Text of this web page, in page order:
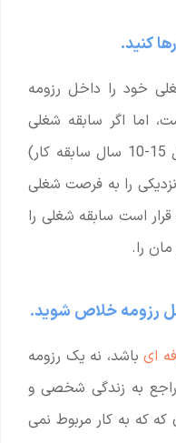
خود را داخل رزومه
است، اما اگر سابقه شغلی
بسیار زیادی دارید (به عنوان مثال 15-10 سال سابقه کار)
را به فرصت شغلی
است سابقه شغلی را
را.
ایباشد، نه یک رزومه
به زندگی شخصی و
که به کار مربوط نمی